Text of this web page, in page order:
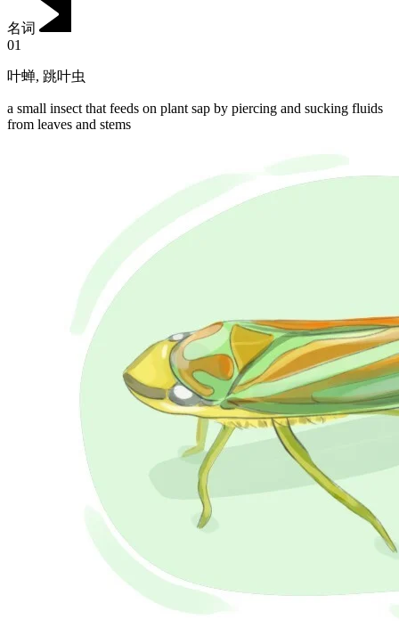
名词
01
叶蝉, 跳叶虫
a small insect that feeds on plant sap by piercing and sucking fluids
from leaves and stems